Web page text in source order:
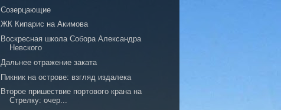
Созерцающие
ЖК Кипарис на Акимова
Воскресная школа Собора Александра
Невского
Дальнее отражение заката
Пикник на острове: взгляд издалека
Второе пришествие портового крана на
Стрелку: очер...